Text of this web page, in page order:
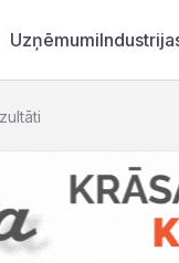
Uzņēmumi